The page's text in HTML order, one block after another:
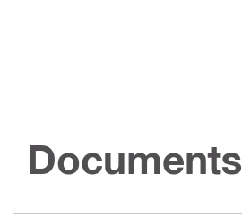
Documents